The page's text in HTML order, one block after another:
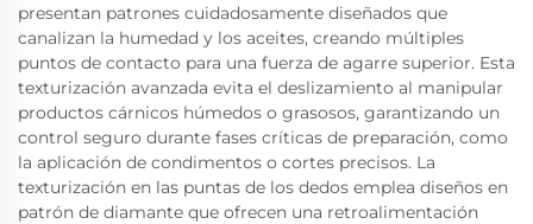
presentan patrones cuidadosamente diseñados que
canalizan la humedad y los aceites, creando múltiples
puntos de contacto para una fuerza de agarre superior. Esta
texturización avanzada evita el deslizamiento al manipular
productos cárnicos húmedos o grasosos, garantizando un
control seguro durante fases críticas de preparación, como
la aplicación de condimentos o cortes precisos. La
texturización en las puntas de los dedos emplea diseños en
patrón de diamante que ofrecen una retroalimentación